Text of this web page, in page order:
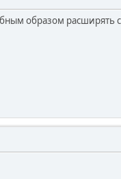
образом расширять